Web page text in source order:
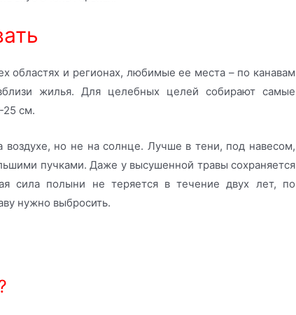
областях и регионах, любимые ее места – по канавам
жилья. Для целебных целей собирают самые
25 см.
воздухе, но не на солнце. Лучше в тени, под навесом,
пучками. Даже у высушенной травы сохраняется
сила полыни не теряется в течение двух лет, по
нужно выбросить.